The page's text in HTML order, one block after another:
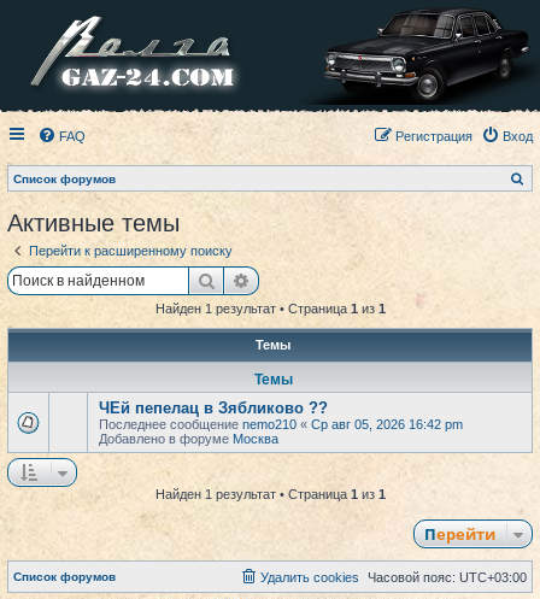
FAQ Вход
Регистрация
Список форумов
о
Активные темы
Перейти к расширенному поиску
ПоискРасширенный поиск
Найден 1 результат • Страница 1из 1
Темы
Темы
ЧЕй пепелац в Зябликово ??
Последнее сообщение nemo210 « Ср авг 05, 2026 16:42 pm
Добавлено в форуме Москва
Найден 1 результат • Страница 1из 1
Перейти
Список форумов Часовой пояс: UTC+03:00
Удалить cookies